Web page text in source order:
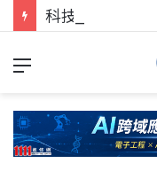
科技人找工作